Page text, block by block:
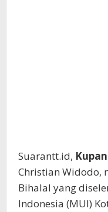
Suarantt.id,
Christian Widodo,
Bihalal yang
Indonesia (MUI)